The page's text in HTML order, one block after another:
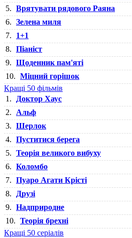
5. Врятувати рядового Раяна
6. Зелена миля
7.
1+1
8. Піаніст
9. Щоденник пам'яті
10. Міцний горішок
Кращі 50 фільмів
1.
Доктор Хаус
2.
Альф
3. Шерлок
4. Пуститися берега
5. Теорія великого вибуху
6. Коломбо
7. Пуаро Агати Крісті
8.
Друзі
9. Надприродне
10. Теорія брехні
Кращі 50 серіалів